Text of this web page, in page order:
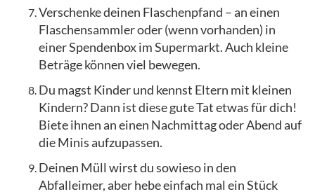
Verschenke deinen Flaschenpfand – an einen
Flaschensammler oder (wenn vorhanden) in
einer Spendenbox im Supermarkt. Auch kleine
Beträge können viel bewegen.
Du magst Kinder und kennst Eltern mit kleinen
Kindern? Dann ist diese gute Tat etwas für dich!
Biete ihnen an einen Nachmittag oder Abend auf
die Minis aufzupassen.
Deinen Müll wirst du sowieso in den
Abfalleimer, aber hebe einfach mal ein Stück